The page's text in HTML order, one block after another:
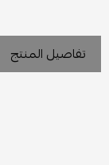
تفاصيل المنتج